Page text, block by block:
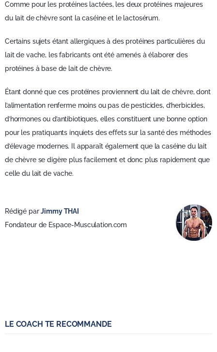
Comme pour les protéines lactées, les deux protéines majeures
du lait de chèvre sont la caséine et le lactosérum.
Certains sujets étant allergiques à des protéines particulières du
lait de vache, les fabricants ont été amenés à élaborer des
protéines à base de lait de chèvre.
Étant donné que ces protéines proviennent du lait de chèvre, dont
l’alimentation renferme moins ou pas de pesticides, d’herbicides,
d’hormones ou d’antibiotiques, elles constituent une bonne option
pour les pratiquants inquiets des effets sur la santé des méthodes
d’élevage modernes. Il apparaît également que la caséine du lait
de chèvre se digère plus facilement et donc plus rapidement que
celle du lait de vache.
Rédigé parJimmy THAI
Fondateur de Espace-Musculation.com
LE COACH TE RECOMMANDE